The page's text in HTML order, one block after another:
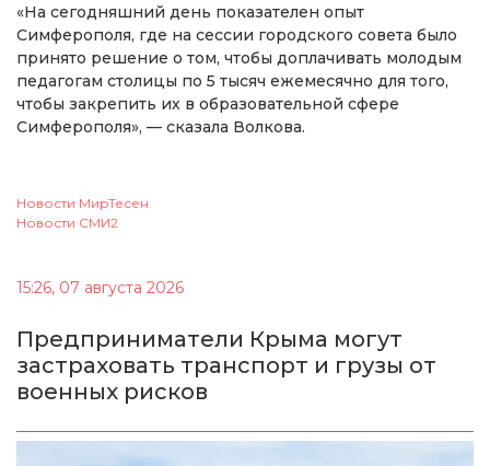
«На сегодняшний день показателен опыт
Симферополя, где на сессии городского совета было
принято решение о том, чтобы доплачивать молодым
педагогам столицы по 5 тысяч ежемесячно для того,
чтобы закрепить их в образовательной сфере
Симферополя», — сказала Волкова.
Новости МирТесен
Новости СМИ2
15:26, 07 августа 2026
Предприниматели Крыма могут
застраховать транспорт и грузы от
военных рисков